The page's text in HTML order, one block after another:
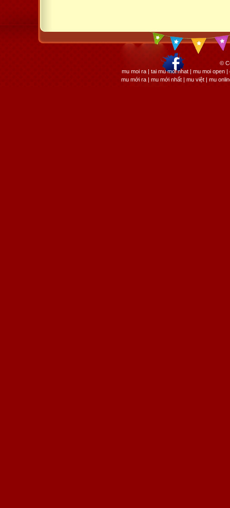
©
mu moi ra | tai mu moi nhat | mu moi open
mu mới ra | mu mới nhất | mu việt | mu